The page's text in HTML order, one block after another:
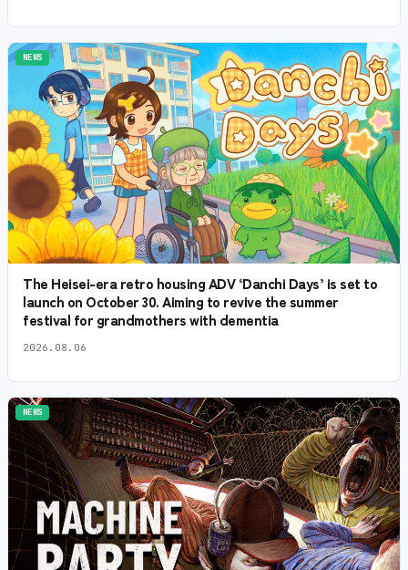
NEWS
The Heisei-era retro housing ADV ‘Danchi Days’ is set to
launch on October 30. Aiming to revive the summer
festival for grandmothers with dementia
2026.08.06
NEWS